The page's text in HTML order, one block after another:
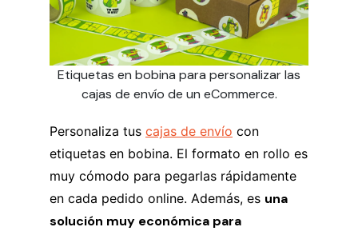
Etiquetas en bobina para personalizar las
cajas de envío de un eCommerce.
Personaliza tus cajas de envío con
etiquetas en bobina. El formato en rollo es
muy cómodo para pegarlas rápidamente
en cada pedido online. Además, es una
solución muy económica para